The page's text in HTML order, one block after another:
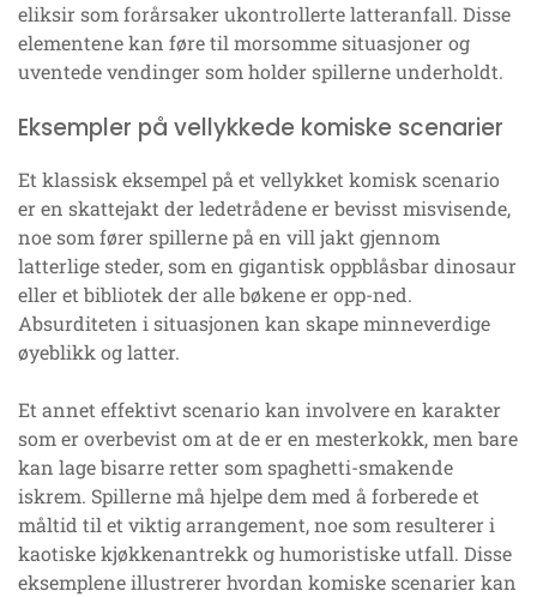
eliksir som forårsaker ukontrollerte latteranfall. Disse
elementene kan føre til morsomme situasjoner og
uventede vendinger som holder spillerne underholdt.
Eksempler på vellykkede komiske scenarier
Et klassisk eksempel på et vellykket komisk scenario
er en skattejakt der ledetrådene er bevisst misvisende,
noe som fører spillerne på en vill jakt gjennom
latterlige steder, som en gigantisk oppblåsbar dinosaur
eller et bibliotek der alle bøkene er opp-ned.
Absurditeten i situasjonen kan skape minneverdige
øyeblikk og latter.
Et annet effektivt scenario kan involvere en karakter
som er overbevist om at de er en mesterkokk, men bare
kan lage bisarre retter som spaghetti-smakende
iskrem. Spillerne må hjelpe dem med å forberede et
måltid til et viktig arrangement, noe som resulterer i
kaotiske kjøkkenantrekk og humoristiske utfall. Disse
eksemplene illustrerer hvordan komiske scenarier kan